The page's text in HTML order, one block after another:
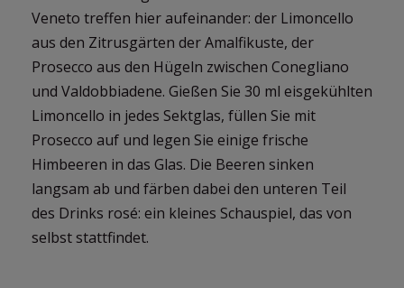
Veneto treffen hier aufeinander: der Limoncello
aus den Zitrusgärten der Amalfikuste, der
Prosecco aus den Hügeln zwischen Conegliano
und Valdobbiadene. Gießen Sie 30 ml eisgekühlten
Limoncello in jedes Sektglas, füllen Sie mit
Prosecco auf und legen Sie einige frische
Himbeeren in das Glas. Die Beeren sinken
langsam ab und färben dabei den unteren Teil
des Drinks rosé: ein kleines Schauspiel, das von
selbst stattfindet.